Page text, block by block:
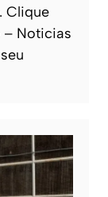
Clique
– Noticias